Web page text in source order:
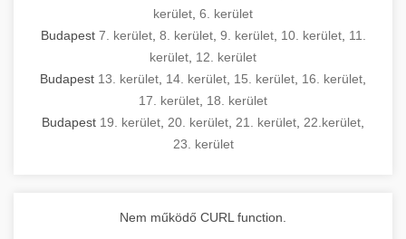
kerület 6. kerület
Budapest 7. kerület, 8. kerület, 9. kerület, 10. kerület, 11.
kerület 12. kerület
Budapest 13. kerület 14. kerület 15. kerület 16. kerület
17. kerület 18. kerület
Budapest 19. kerület 20. kerület 21. kerület 22.kerület
23. kerület
Nem működő CURL function.